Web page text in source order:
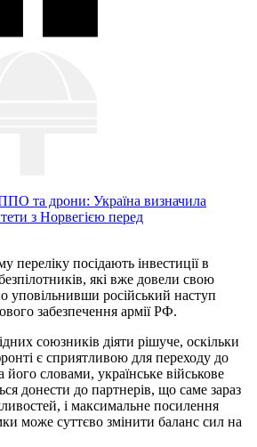
та дрони: Україна визначила
з Норвегією перед
переліку посідають інвестиції в
які вже довели свою
уповільнивши російський наступ
забезпечення армії РФ.
союзників діяти рішуче, оскільки
є сприятливою для переходу до
його словами, українське військове
донести до партнерів, що саме зараз
і максимальне посилення
може суттєво змінити баланс сил на